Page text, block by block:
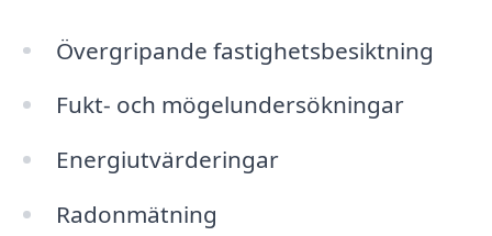
Övergripande fastighetsbesiktning
Fukt- och mögelundersökningar
Energiutvärderingar
Radonmätning